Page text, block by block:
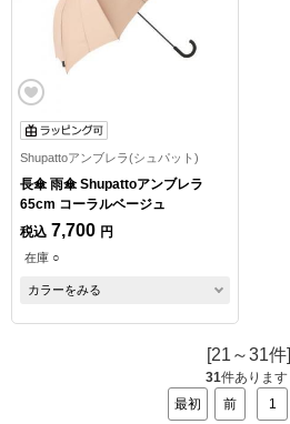
Shupattoアンブレラ(シュパット)
長傘 雨傘 Shupattoアンブレラ
65cm コーラルベージュ
税込 7,700 円
在庫 ○
カラーをみる
[21～31件]
31件あります
最初
前 1